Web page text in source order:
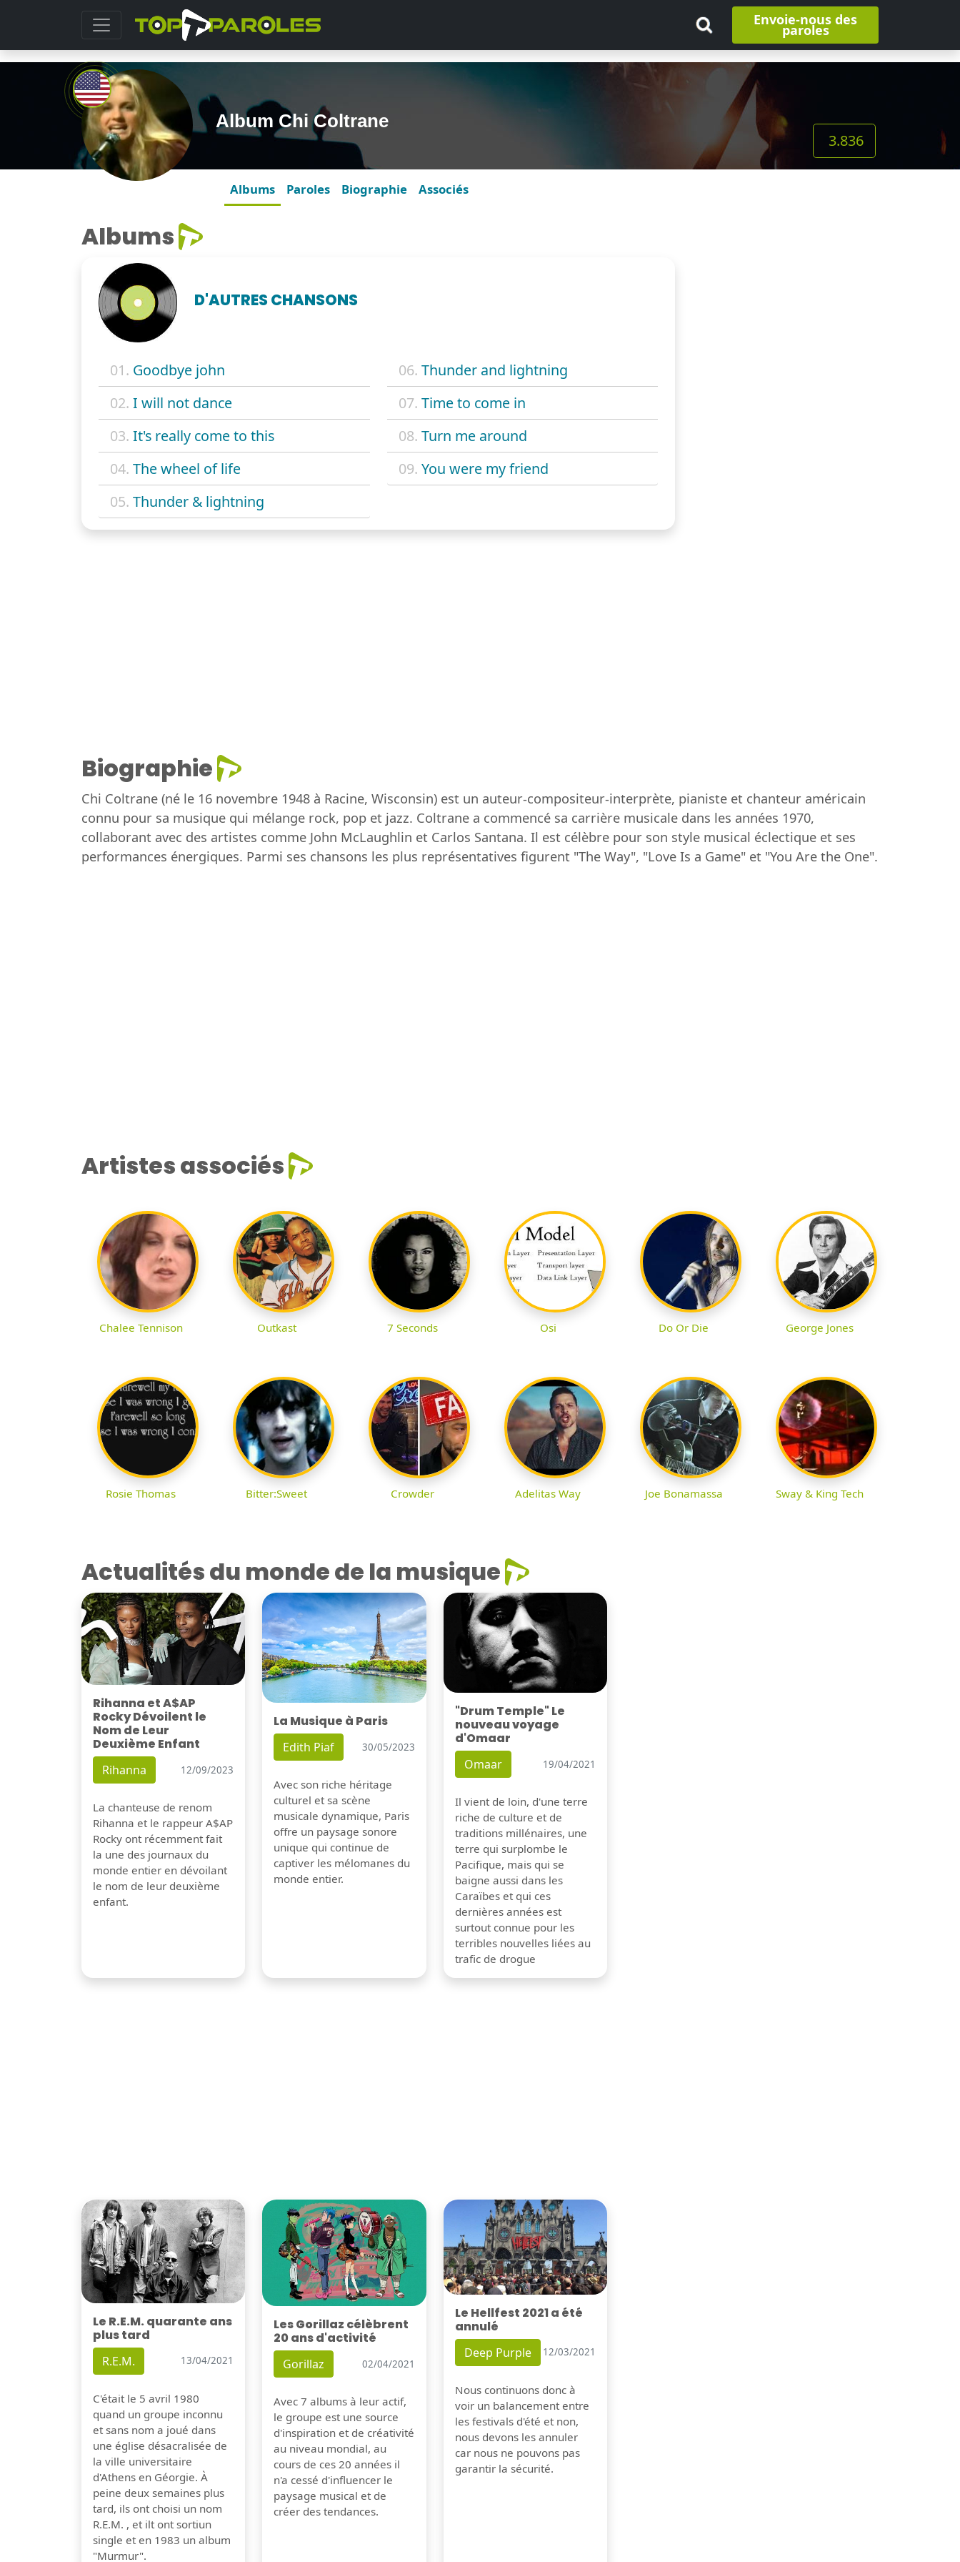
Envoie-nous des
paroles
Album Chi Coltrane
3.836
Albums Paroles Biographie Associés
Albums
D'AUTRES CHANSONS
01. Goodbye john
02. I will not dance
03. It's really come to this
04. The wheel of life
05. Thunder & lightning
06. Thunder and lightning
07. Time to come in
08. Turn me around
09. You were my friend
Biographie
Chi Coltrane (né le 16 novembre 1948 à Racine, Wisconsin) est un auteur-compositeur-interprète, pianiste et chanteur américain
connu pour sa musique qui mélange rock, pop et jazz. Coltrane a commencé sa carrière musicale dans les années 1970,
collaborant avec des artistes comme John McLaughlin et Carlos Santana. Il est célèbre pour son style musical éclectique et ses
performances énergiques. Parmi ses chansons les plus représentatives figurent "The Way", "Love Is a Game" et "You Are the One".
Artistes associés
Chalee Tennison Outkast 7 Seconds Osi Do Or Die George Jones
Rosie Thomas Bitter:Sweet Crowder Adelitas Way Joe Bonamassa Sway & King Tech
Actualités du monde de la musique
Rihanna et A$AP
Rocky Dévoilent le
Nom de Leur
Deuxième Enfant
Rihanna 12/09/2023
La chanteuse de renom
Rihanna et le rappeur A$AP
Rocky ont récemment fait
la une des journaux du
monde entier en dévoilant
le nom de leur deuxième
enfant.
La Musique à Paris
Edith Piaf 30/05/2023
Avec son riche héritage
culturel et sa scène
musicale dynamique, Paris
offre un paysage sonore
unique qui continue de
captiver les mélomanes du
monde entier.
"Drum Temple" Le
nouveau voyage
d'Omaar
Omaar 19/04/2021
Il vient de loin, d'une terre
riche de culture et de
traditions millénaires, une
terre qui surplombe le
Pacifique, mais qui se
baigne aussi dans les
Caraïbes et qui ces
dernières années est
surtout connue pour les
terribles nouvelles liées au
trafic de drogue
Le R.E.M. quarante ans
plus tard
R.E.M. 13/04/2021
C'était le 5 avril 1980
quand un groupe inconnu
et sans nom a joué dans
une église désacralisée de
la ville universitaire
d'Athens en Géorgie. À
peine deux semaines plus
tard, ils ont choisi un nom
R.E.M. , et ilt ont sortiun
single et en 1983 un album
"Murmur".
Les Gorillaz célèbrent
20 ans d'activité
Gorillaz 02/04/2021
Avec 7 albums à leur actif,
le groupe est une source
d'inspiration et de créativité
au niveau mondial, au
cours de ces 20 années il
n'a cessé d'influencer le
paysage musical et de
créer des tendances.
Le Hellfest 2021 a été
annulé
Deep Purple 12/03/2021
Nous continuons donc à
voir un balancement entre
les festivals d'été et non,
nous devons les annuler
car nous ne pouvons pas
garantir la sécurité.